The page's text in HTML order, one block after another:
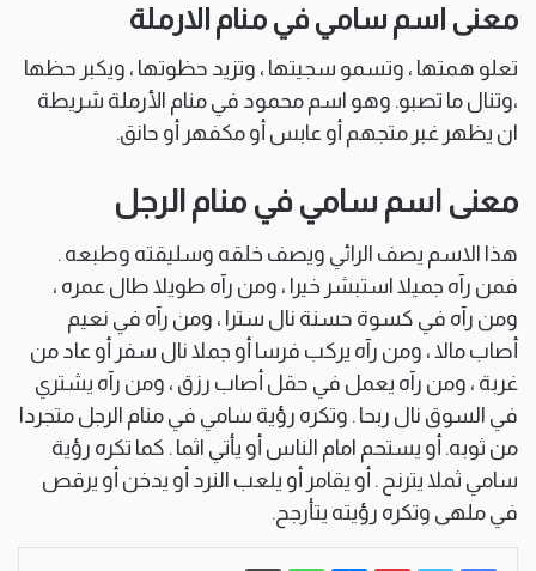
معنى اسم سامي في منام الارملة
تعلو همتها ، وتسمو سجيتها ، وتزيد حظوتها ، ويكبر حظها
،وتنال ما تصبو. وهو اسم محمود في منام الأرملة شريطة
ان يظهر غبر متجهم أو عابس أو مكفهر أو حانق.
معنى اسم سامي في منام الرجل
هذا الاسم يصف الرائي ويصف خلقه وسليقته وطبعه .
فمن رآه جميلا استبشر خيرا ، ومن رآه طويلا طال عمره ،
ومن رآه في كسوة حسنة نال سترا ، ومن رآه في نعيم
أصاب مالا ، ومن رآه يركب فرسا أو جملا نال سفر أو عاد من
غربة ، ومن رآه يعمل في حقل أصاب رزق ، ومن رآه يشتري
في السوق نال ربحا . وتكره رؤية سامي في منام الرجل متجردا
من ثوبه. أو يستحم امام الناس أو يأتي اثما . كما تكره رؤية
سامي ثملا يترنح . أو يقامر أو يلعب النرد أو يدخن أو يرقص
في ملهى وتكره رؤيته يتأرجح.